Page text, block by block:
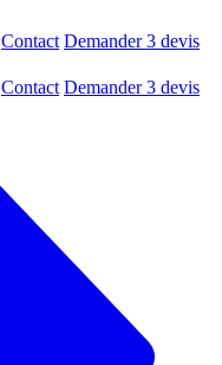
Contact Demander 3 devis
Contact Demander 3 devis